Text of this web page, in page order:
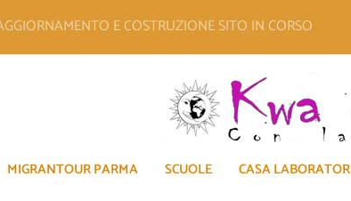
E COSTRUZIONE SITO IN CORSO
MIGRANTOUR PARMA SCUOLE CASA